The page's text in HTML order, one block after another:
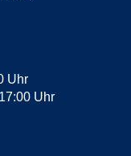
Uhr
Uhr